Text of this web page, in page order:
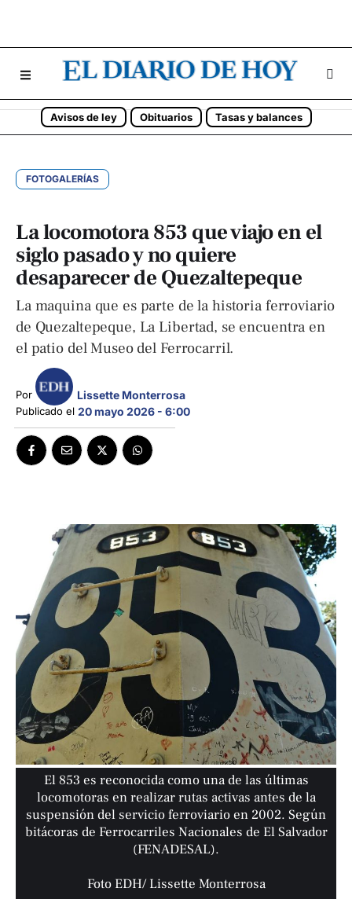
Avisos de ley Obituarios Tasas y balances
FOTOGALERÍAS
La locomotora 853 que viajo en el
siglo pasado y no quiere
desaparecer de Quezaltepeque
La maquina que es parte de la historia ferroviario
de Quezaltepeque, La Libertad, se encuentra en
el patio del Museo del Ferrocarril.
Por Lissette Monterrosa
Publicado el 20 mayo 2026 - 6:00
El 853 es reconocida como una de las últimas
locomotoras en realizar rutas activas antes de la
suspensión del servicio ferroviario en 2002. Según
bitácoras de Ferrocarriles Nacionales de El Salvador
(FENADESAL).
Foto EDH/ Lissette Monterrosa